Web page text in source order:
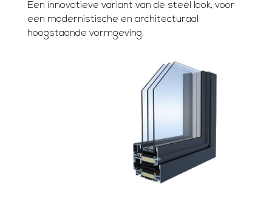
Een innovatieve variant van de steel look, voor
een modernistische en architecturaal
hoogstaande vormgeving.